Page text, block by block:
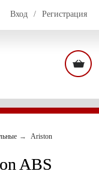
Вход / Регистрация
Ariston
ABS